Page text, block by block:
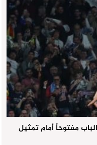
مفتوحاً أمام تمثيل